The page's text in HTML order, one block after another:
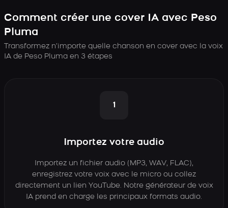
Comment créer une cover IA avec Peso
Pluma
Transformez n’importe quelle chanson en cover avec la voix
IA de Peso Pluma en 3 étapes
1
Importez votre audio
Importez un fichier audio (MP3, WAV, FLAC),
enregistrez votre voix avec le micro ou collez
directement un lien YouTube. Notre générateur de voix
IA prend en charge les principaux formats audio.